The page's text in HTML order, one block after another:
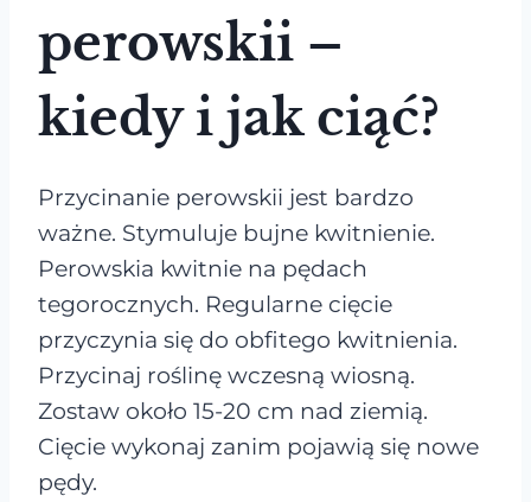
perowskii –
kiedy i jak ciąć?
Przycinanie perowskii jest bardzo
ważne. Stymuluje bujne kwitnienie.
Perowskia kwitnie na pędach
tegorocznych. Regularne cięcie
przyczynia się do obfitego kwitnienia.
Przycinaj roślinę wczesną wiosną.
Zostaw około 15-20 cm nad ziemią.
Cięcie wykonaj zanim pojawią się nowe
pędy.